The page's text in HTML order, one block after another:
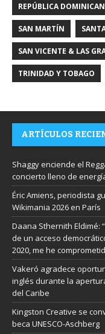
REPÚBLICA
SAN MARTÍN
SAN VICENTE & LAS
TRINIDAD Y TOBAGO
ARTÍCULOS
Shaggy enciende el
concierto lleno de
Éric Amiens, periodista
Wikimania 2026 en París
Daana Sthernith Eldimé:
de un acceso
2020, me he
Vakeró agradece
inglés durante la
del Caribe
Kingston Creative se
beca UNESCO-Aschberg